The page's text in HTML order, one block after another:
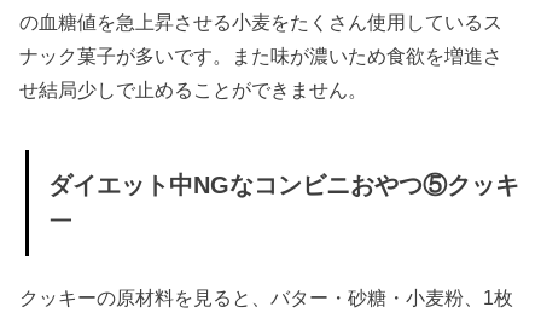
の血糖値を急上昇させる小麦をたくさん使用しているス
ナック菓子が多いです。また味が濃いため食欲を増進さ
せ結局少しで止めることができません。
ダイエット中NGなコンビニおやつ⑤クッキ
ー
クッキーの原材料を見ると、バター・砂糖・小麦粉、1枚